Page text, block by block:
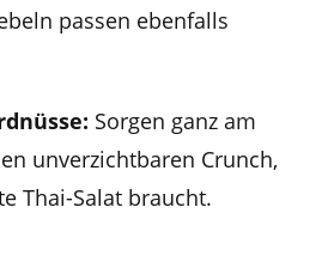
passen ebenfalls
Sorgen ganz am
unverzichtbaren Crunch,
Thai-Salat braucht.